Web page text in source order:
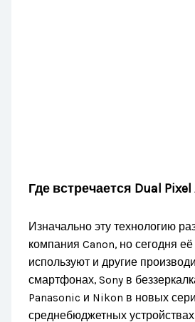
Где встречается Dual Pixel
Изначально эту технологию
компания Canon, но сегодня
используют и другие
смартфонах, Sony в
Panasonic и Nikon в новых
среднебюджетных